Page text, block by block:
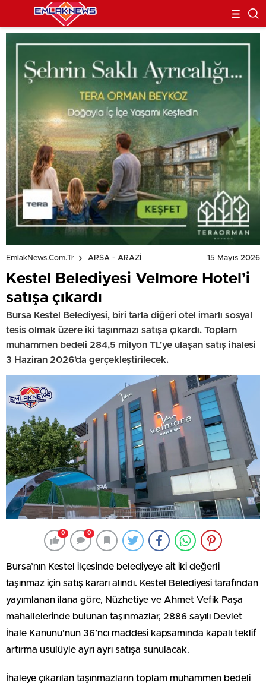
EmlakNews.com.tr ARSA - ARAZİ 15 Mayıs 2026
Kestel Belediyesi Velmore Hotel’i
satışa çıkardı
Bursa Kestel Belediyesi, biri tarla diğeri otel imarlı sosyal
tesis olmak üzere iki taşınmazı satışa çıkardı. Toplam
muhammen bedeli 284,5 milyon TL’ye ulaşan satış ihalesi
3 Haziran 2026’da gerçekleştirilecek.
0 0
Bursa’nın Kestel ilçesinde belediyeye ait iki değerli
taşınmaz için satış kararı alındı. Kestel Belediyesi tarafından
yayımlanan ilana göre, Nüzhetiye ve Ahmet Vefik Paşa
mahallelerinde bulunan taşınmazlar, 2886 sayılı Devlet
İhale Kanunu’nun 36’ncı maddesi kapsamında kapalı teklif
artırma usulüyle ayrı ayrı satışa sunulacak.
İhaleye çıkarılan taşınmazların toplam muhammen bedeli